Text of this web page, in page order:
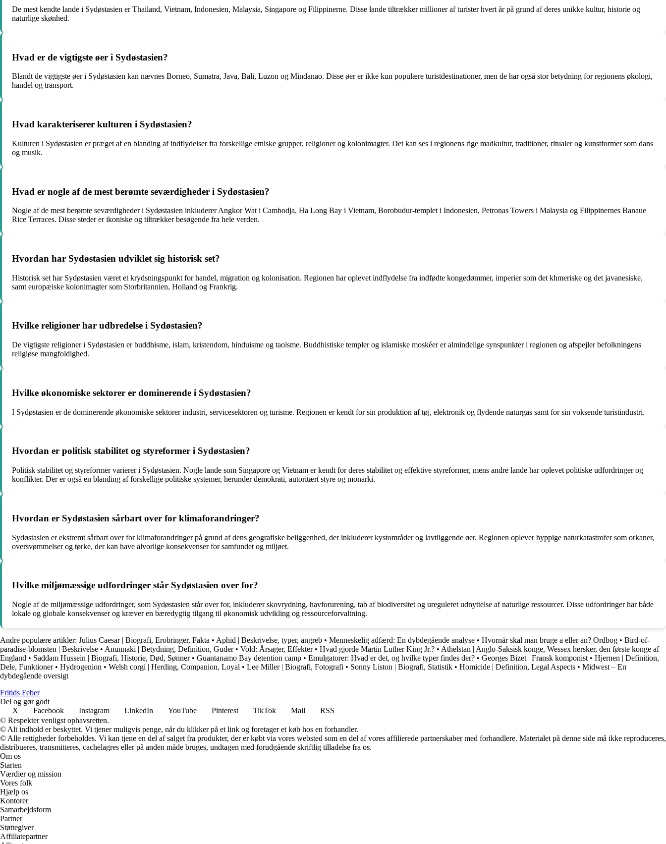
De mest kendte lande i Sydøstasien er Thailand, Vietnam, Indonesien, Malaysia, Singapore og Filippinerne. Disse lande tiltrækker millioner af turister hvert år på grund af deres unikke kultur, historie og
naturlige skønhed.
Hvad er de vigtigste øer i Sydøstasien?
Blandt de vigtigste øer i Sydøstasien kan nævnes Borneo, Sumatra, Java, Bali, Luzon og Mindanao. Disse øer er ikke kun populære turistdestinationer, men de har også stor betydning for regionens økologi,
handel og transport.
Hvad karakteriserer kulturen i Sydøstasien?
Kulturen i Sydøstasien er præget af en blanding af indflydelser fra forskellige etniske grupper, religioner og kolonimagter. Det kan ses i regionens rige madkultur, traditioner, ritualer og kunstformer som dans
og musik.
Hvad er nogle af de mest berømte seværdigheder i Sydøstasien?
Nogle af de mest berømte seværdigheder i Sydøstasien inkluderer Angkor Wat i Cambodja, Ha Long Bay i Vietnam, Borobudur-templet i Indonesien, Petronas Towers i Malaysia og Filippinernes Banaue
Rice Terraces. Disse steder er ikoniske og tiltrækker besøgende fra hele verden.
Hvordan har Sydøstasien udviklet sig historisk set?
Historisk set har Sydøstasien været et krydsningspunkt for handel, migration og kolonisation. Regionen har oplevet indflydelse fra indfødte kongedømmer, imperier som det khmeriske og det javanesiske,
samt europæiske kolonimagter som Storbritannien, Holland og Frankrig.
Hvilke religioner har udbredelse i Sydøstasien?
De vigtigste religioner i Sydøstasien er buddhisme, islam, kristendom, hinduisme og taoisme. Buddhistiske templer og islamiske moskéer er almindelige synspunkter i regionen og afspejler befolkningens
religiøse mangfoldighed.
Hvilke økonomiske sektorer er dominerende i Sydøstasien?
I Sydøstasien er de dominerende økonomiske sektorer industri, servicesektoren og turisme. Regionen er kendt for sin produktion af tøj, elektronik og flydende naturgas samt for sin voksende turistindustri.
Hvordan er politisk stabilitet og styreformer i Sydøstasien?
Politisk stabilitet og styreformer varierer i Sydøstasien. Nogle lande som Singapore og Vietnam er kendt for deres stabilitet og effektive styreformer, mens andre lande har oplevet politiske udfordringer og
konflikter. Der er også en blanding af forskellige politiske systemer, herunder demokrati, autoritært styre og monarki.
Hvordan er Sydøstasien sårbart over for klimaforandringer?
Sydøstasien er ekstremt sårbart over for klimaforandringer på grund af dens geografiske beliggenhed, der inkluderer kystområder og lavtliggende øer. Regionen oplever hyppige naturkatastrofer som orkaner,
oversvømmelser og tørke, der kan have alvorlige konsekvenser for samfundet og miljøet.
Hvilke miljømæssige udfordringer står Sydøstasien over for?
Nogle af de miljømæssige udfordringer, som Sydøstasien står over for, inkluderer skovrydning, havforurening, tab af biodiversitet og ureguleret udnyttelse af naturlige ressourcer. Disse udfordringer har både
lokale og globale konsekvenser og kræver en bæredygtig tilgang til økonomisk udvikling og ressourceforvaltning.
Andre populære artikler: Julius Caesar | Biografi, Erobringer, Fakta • Aphid | Beskrivelse, typer, angreb • Menneskelig adfærd: En dybdegående analyse • Hvornår skal man bruge a eller an? Ordbog • Bird-of-
paradise-blomsten | Beskrivelse • Anunnaki | Betydning, Definition, Guder• Vold: Årsager, Effekter• Hvad gjorde Martin Luther King Jr.? • Athelstan | Anglo-Saksisk konge, Wessex hersker, den første konge af
England • Saddam Hussein | Biografi, Historie, Død, Sønner• Guantanamo Bay detention camp • Emulgatorer: Hvad er det, og hvilke typer findes der? • Georges Bizet | Fransk komponist • Hjernen | Definition,
Dele, Funktioner• Hydrogenion • Welsh corgi | Herding, Companion, Loyal • Lee Miller | Biografi, Fotografi • Sonny Liston | Biografi, Statistik • Homicide | Definition, Legal Aspects • Midwest – En
dybdegående oversigt
Fritids Feber
Del og gør godt
X
Facebook Instagram LinkedIn YouTube Pinterest TikTok Mail
RSS
© Respekter venligst ophavsretten.
© Alt indhold er beskyttet. Vi tjener muligvis penge, når du klikker på et link og foretager et køb hos en forhandler.
© Alle rettigheder forbeholdes. Vi kan tjene en del af salget fra produkter, der er købt via vores websted som en del af vores affilierede partnerskaber med forhandlere. Materialet på denne side må ikke reproduceres,
distribueres, transmitteres, cachelagres eller på anden måde bruges, undtagen med forudgående skriftlig tilladelse fra os.
Om os
Starten
Værdier og mission
Vores folk
Hjælp os
Kontorer
Samarbejdsform
Partner
Støttegiver
Affiliatepartner